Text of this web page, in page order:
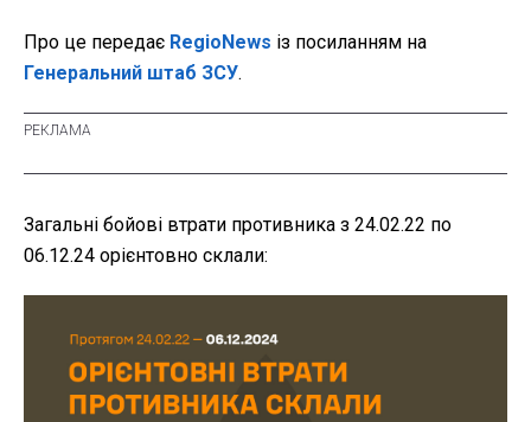
Про це передає RegioNews із посиланням на
Генеральний штаб ЗСУ.
Загальні бойові втрати противника з 24.02.22 по
06.12.24 орієнтовно склали: